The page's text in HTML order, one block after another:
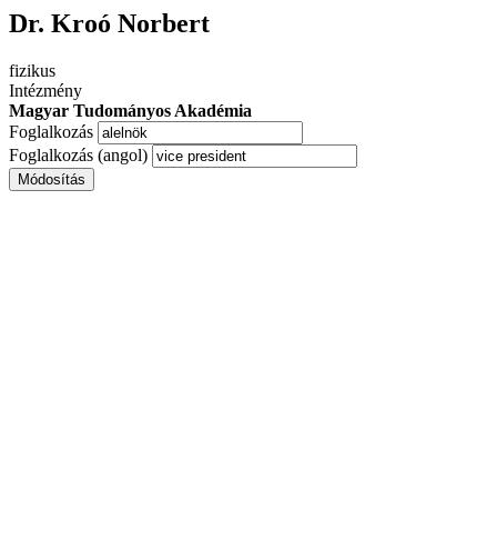
Dr. Kroó Norbert
fizikus
Intézmény
Magyar Tudományos Akadémia
Foglalkozás
Foglalkozás (angol)
Módosítás